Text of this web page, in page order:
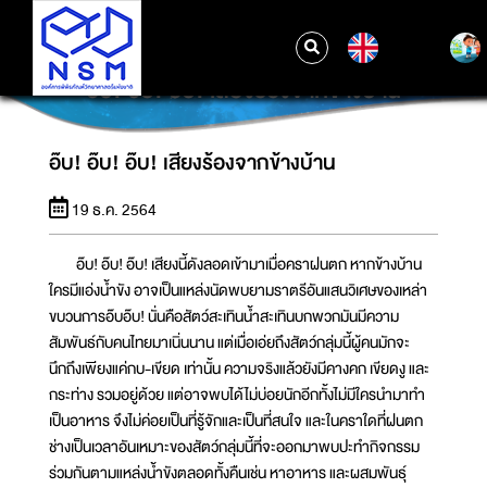
อ๊บ! อ๊บ! อ๊บ! เสียงร้องจากข้างบ้าน
อ๊บ! อ๊บ! อ๊บ! เสียงร้องจากข้างบ้าน
19 ธ.ค. 2564
อ๊บ! อ๊บ! อ๊บ! เสียงนี้ดังลอดเข้ามาเมื่อคราฝนตก หากข้างบ้าน
ใครมีแอ่งน้ำขัง อาจเป็นแหล่งนัดพบยามราตรีอันแสนวิเศษของเหล่า
ขบวนการอ๊บอ๊บ! นั่นคือสัตว์สะเทินน้ำสะเทินบกพวกมันมีความ
สัมพันธ์กับคนไทยมาเนิ่นนาน แต่เมื่อเอ่ยถึงสัตว์กลุ่มนี้ผู้คนมักจะ
นึกถึงเพียงแค่กบ-เขียด เท่านั้น ความจริงแล้วยังมีคางคก เขียดงู และ
กระท่าง รวมอยู่ด้วย แต่อาจพบได้ไม่บ่อยนักอีกทั้งไม่มีใครนำมาทำ
เป็นอาหาร จึงไม่ค่อยเป็นที่รู้จักและเป็นที่สนใจ และในคราใดที่ฝนตก
ช่างเป็นเวลาอันเหมาะของสัตว์กลุ่มนี้ที่จะออกมาพบปะทำกิจกรรม
ร่วมกันตามแหล่งน้ำขังตลอดทั้งคืนเช่น หาอาหาร และผสมพันธุ์